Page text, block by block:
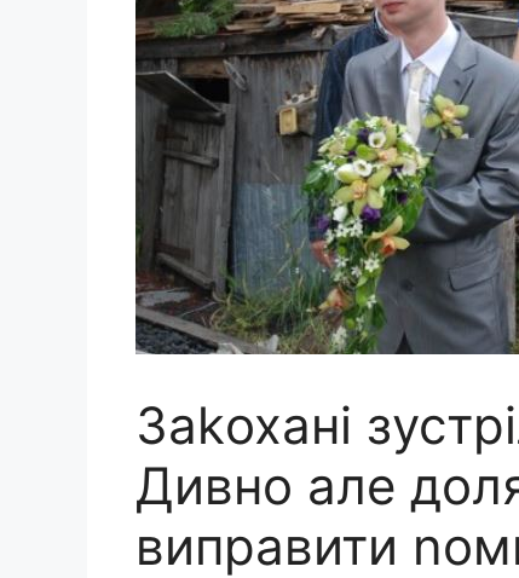
Заkохані
Дивно але
виправити